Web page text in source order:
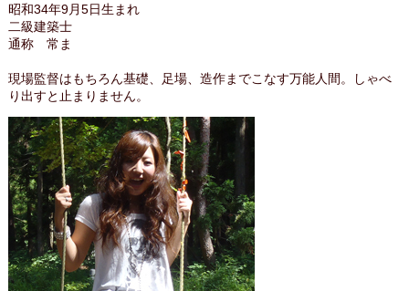
昭和34年9月5日生まれ
二級建築士
通称 常ま
現場監督はもちろん基礎、足場、造作までこなす万能人間。しゃべ
り出すと止まりません。